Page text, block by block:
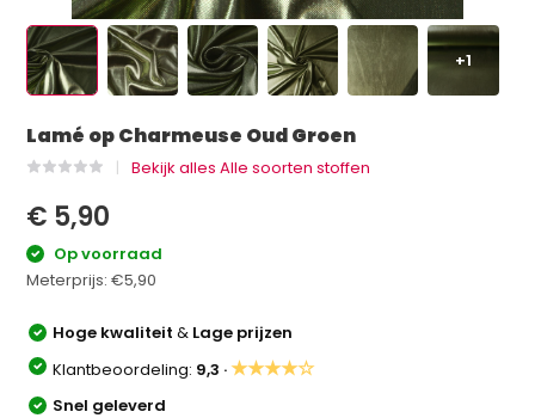
+1
Lamé op Charmeuse Oud Groen
Bekijk alles Alle soorten stoffen
€ 5,90
Op voorraad
Meterprijs:€5,90
Hoge kwaliteit& Lage prijzen
Klantbeoordeling: 9,3 ·★★★★☆
Snel geleverd